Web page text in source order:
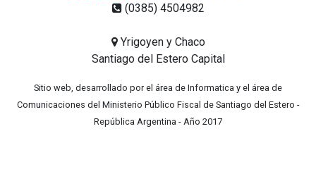
(0385) 4504982
Yrigoyen y Chaco
Santiago del Estero Capital
Sitio web, desarrollado por el área de Informatica y el área de
Comunicaciones del Ministerio Público Fiscal de Santiago del Estero -
República Argentina - Año 2017